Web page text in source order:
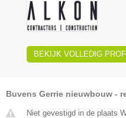
BEKIJK VOLLEDIG
Buvens Gerrie nieuwbouw -
Niet gevestigd in de plaats